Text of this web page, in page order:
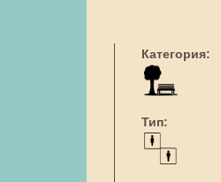
Категория:
Тип: